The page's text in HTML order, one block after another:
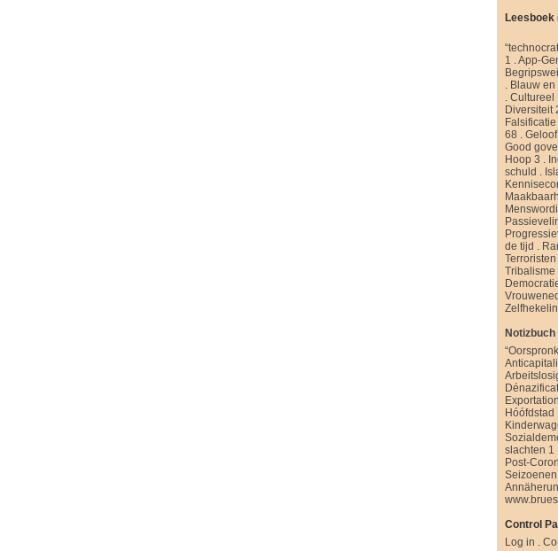
Leesboek
1 .App-
. Blauw en
.Cultureel
Diversiteit
Falsificatie
68 .Geloof
Good
Hoop 3 .
schuld .
de tijd .
Terroristen
Tribalisme
Notizbuch
Hóófdstad
slachten 1
Post-
Seizoenen
Control
Log in .